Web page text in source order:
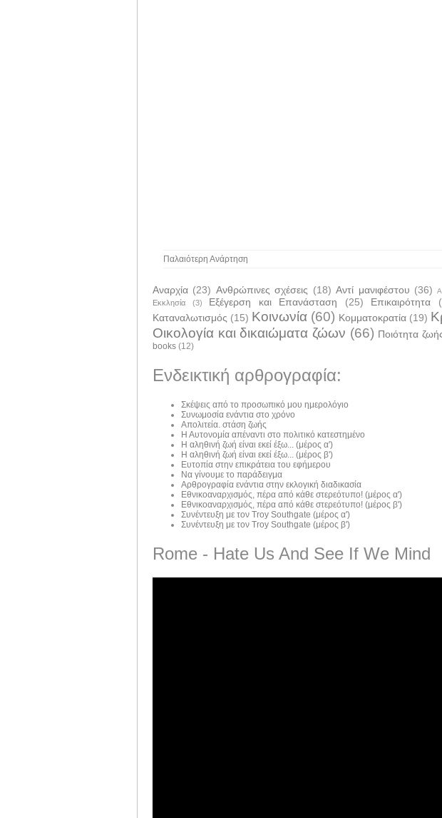
Παλαιότερη Ανάρτηση
Αναρχία (23) Ανθρώπινες σχέσεις (18) Αντί μανιφέστου (36)
Εκκλησία (3) Εξέγερση και Επανάσταση (25) Επικαιρότητα
Καταναλωτισμός (15) Κοινωνία (60) Κομματοκρατία (19)
Οικολογία και δικαιώματα ζώων (66) Ποιότητα
books (12)
Ενδεικτική αρθρογραφία:
Σκέψεις από το προσωπικό μου ημερολόγιο
Συνωμοσία ενάντια στο χρόνο
Απολιτεία. στάση ζωής
Η Αυτονομία απέναντι στο πολιτικό κατεστημένο
Η αληθινή ζωή είναι εκεί έξω... (μέρος α')
Η αληθινή ζωή είναι εκεί έξω... (μέρος β')
Ευτοπία στην επικράτεια του εφήμερου
Να γίνουμε το παράδειγμα
Αρθρογραφία ενάντια στην εκλογική διαδικασία
Εθνικοαναρχισμός, πέρα από κάθε στερεότυπο! (μέρος α')
Εθνικοαναρχισμός, πέρα από κάθε στερεότυπο! (μέρος β')
Συνέντευξη με τον Troy Southgate (μέρος α')
Συνέντευξη με τον Troy Southgate (μέρος β')
Rome - Hate Us And See If We Mind